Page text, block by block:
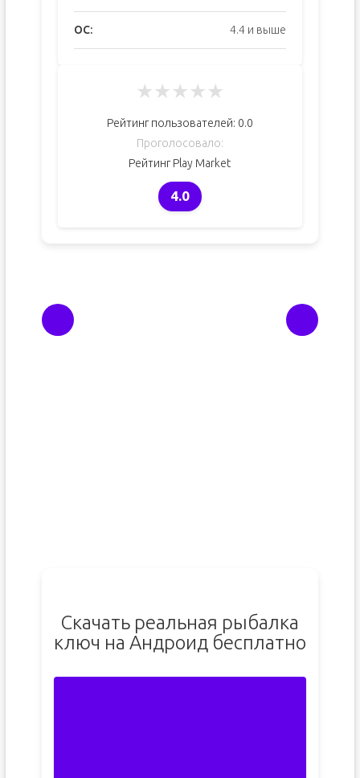
ОС: 4.4 и выше
★★★★★
Рейтинг пользователей: 0.0
Проголосовало:
Рейтинг Play Market
4.0
Скачать реальная рыбалка
ключ на Андроид бесплатно